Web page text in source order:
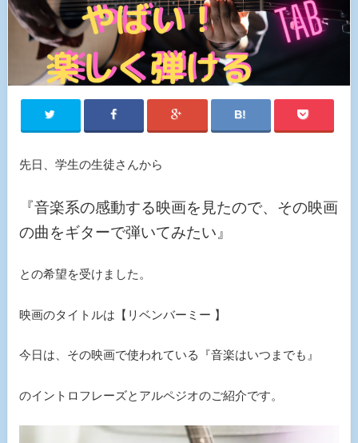
先日、学生の生徒さんから
『音楽系の感動する映画を見たので、その映画
の曲をギターで弾いてみたい』
との希望を受けました。
映画のタイトルは【リベンバーミー 】
今日は、その映画で使われている『音楽はいつまでも』
のイントロフレーズとアルペジオのご紹介です。